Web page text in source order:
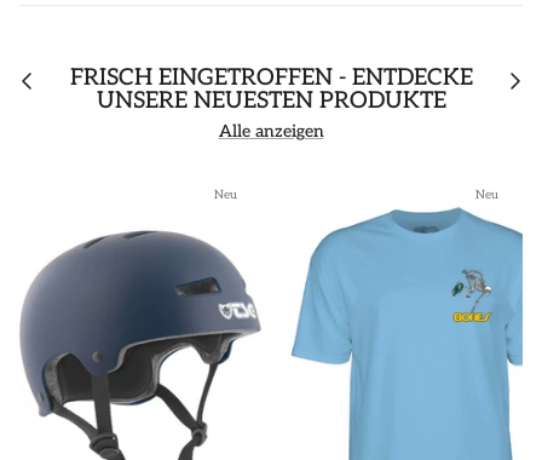
FRISCH EINGETROFFEN - ENTDECKE
UNSERE NEUESTEN PRODUKTE
Alle anzeigen
Neu Neu